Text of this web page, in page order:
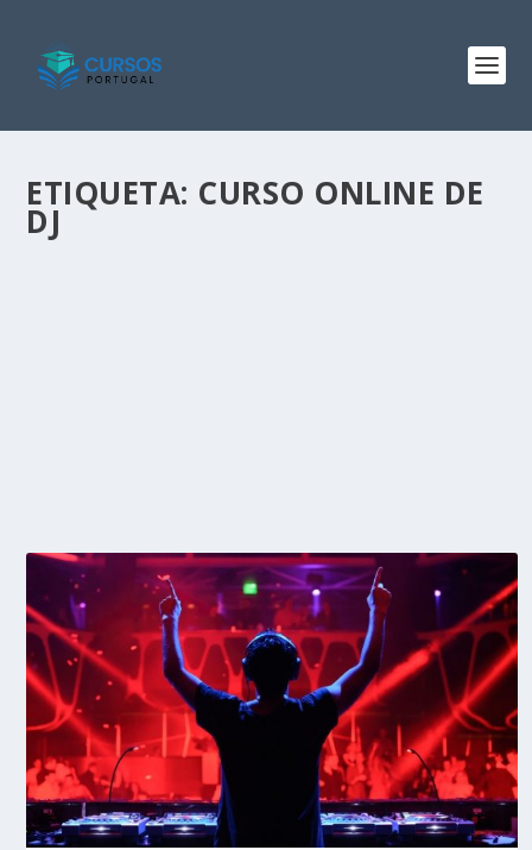
ETIQUETA: CURSO ONLINE DE
DJ